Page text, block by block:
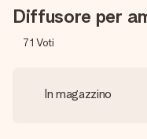
Diffusore per
71 Voti
In magazzino